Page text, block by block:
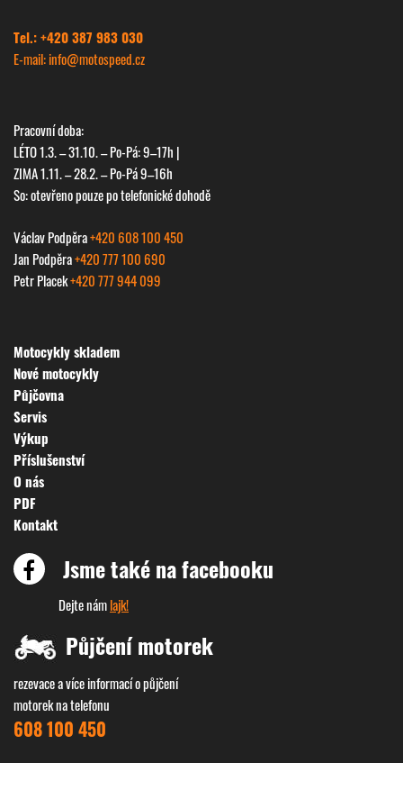
Tel.: +420 387 983 030
E-mail: info@motospeed.cz
Pracovní doba:
LÉTO 1.3. – 31.10. – Po-Pá: 9–17h |
ZIMA 1.11. – 28.2. – Po-Pá 9–16h
So: otevřeno pouze po telefonické dohodě
Václav Podpěra+420 608 100 450
Jan Podpěra+420 777 100 690
Petr Placek+420 777 944 099
Motocykly skladem
Nové motocykly
Půjčovna
Servis
Výkup
Příslušenství
O nás
PDF
Kontakt
Jsme také na facebooku
Dejte námlajk!
Půjčení motorek
rezevace a více informací o půjčení
motorek na telefonu
608 100 450